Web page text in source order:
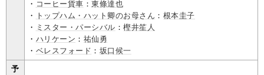
・ コーヒー貨車 ：東條達也
・
トップハム・ハット卿のお母さん ： 根本圭子
・ ミスター・パーシバル ：樫井笙人
・ ハリケーン ： 祐仙勇
・ ベレスフォード ： 坂口候一
予